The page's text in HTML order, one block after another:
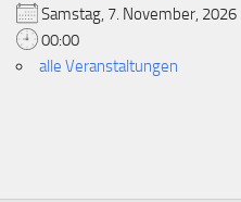
Samstag, 7. November, 2026
00:00
alle Veranstaltungen